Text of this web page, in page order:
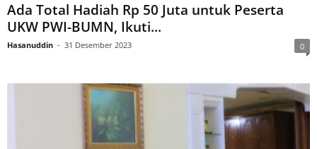
Ada Total Hadiah Rp 50 Juta untuk Peserta
UKW PWI-BUMN, Ikuti...
Hasanuddin - 31 Desember 2023 0